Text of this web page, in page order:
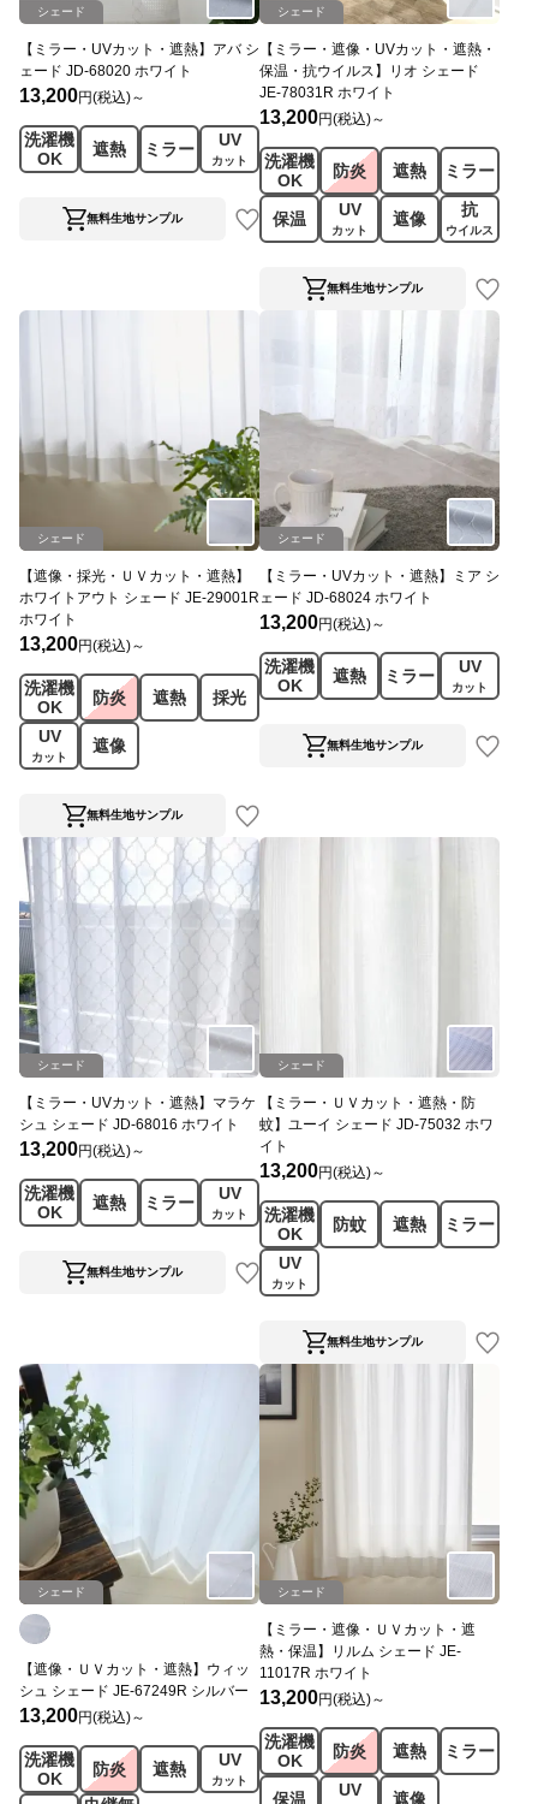
シェード
【ミラー・UVカット・遮熱】アバ シ
ェード JD-68020 ホワイト
13,200円(税込)～
洗濯機
OK
遮熱 ミラー UV
カット
無料生地サンプル
シェード
【ミラー・遮像・UVカット・遮熱・
保温・抗ウイルス】リオ シェード
JE-78031R ホワイト
13,200円(税込)～
洗濯機
OK
防炎 遮熱 ミラー
保温 UV
カット
遮像 抗
ウイルス
無料生地サンプル
シェード
【遮像・採光・ＵＶカット・遮熱】
ホワイトアウト シェード JE-29001R
ホワイト
13,200円(税込)～
洗濯機
OK
防炎 遮熱
採光
UV
カット
遮像
無料生地サンプル
シェード
【ミラー・UVカット・遮熱】ミア シ
ェード JD-68024 ホワイト
13,200円(税込)～
洗濯機
OK
遮熱 ミラー UV
カット
無料生地サンプル
シェード
【ミラー・UVカット・遮熱】マラケ
シュ シェード JD-68016 ホワイト
13,200円(税込)～
洗濯機
OK
遮熱 ミラー UV
カット
無料生地サンプル
シェード
【ミラー・ＵＶカット・遮熱・防
蚊】ユーイ シェード JD-75032 ホワ
イト
13,200円(税込)～
洗濯機
OK
防蚊 遮熱
ミラー
UV
カット
無料生地サンプル
シェード
【遮像・ＵＶカット・遮熱】ウィッ
シュ シェード JE-67249R シルバー
13,200円(税込)～
洗濯機
OK
防炎 遮熱 UV
カット
シェード
【ミラー・遮像・ＵＶカット・遮
熱・保温】リルム シェード JE-
11017R ホワイト
13,200円(税込)～
洗濯機
OK
防炎 遮熱 ミラー
保温 UV 遮像